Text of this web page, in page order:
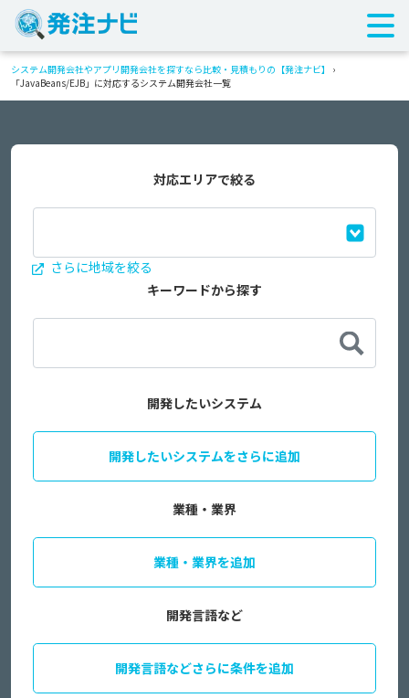
システム開発会社やアプリ開発会社を探すなら比較・見積もりの【発注ナビ】
›
「JavaBeans/EJB」に対応するシステム開発会社一覧
対応エリアで絞る
さらに地域を絞る
キーワードから探す
開発したいシステム
開発したいシステムをさらに追加
業種・業界
業種・業界を追加
開発言語など
開発言語などさらに条件を追加